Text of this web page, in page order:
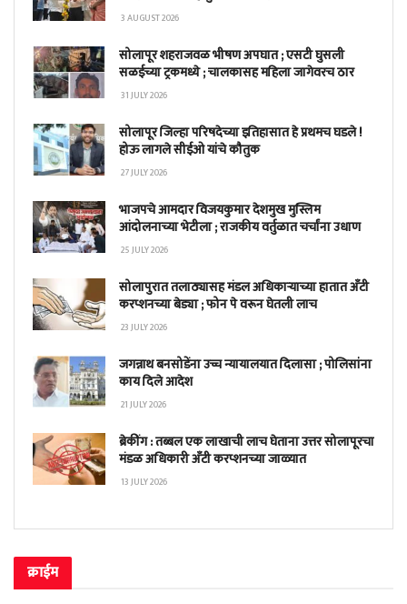
3 AUGUST 2026
सोलापूर शहराजवळ भीषण अपघात ; एसटी घुसली
सळईच्या ट्रकमध्ये ; चालकासह महिला जागेवरच ठार
31 JULY 2026
सोलापूर जिल्हा परिषदेच्या इतिहासात हे प्रथमच घडले !
होऊ लागले सीईओ यांचे कौतुक
27 JULY 2026
भाजपचे आमदार विजयकुमार देशमुख मुस्लिम
आंदोलनाच्या भेटीला ; राजकीय वर्तुळात चर्चांना उधाण
25 JULY 2026
सोलापुरात तलाठ्यासह मंडल अधिकाऱ्याच्या हातात अँटी
करप्शनच्या बेड्या ; फोन पे वरून घेतली लाच
23 JULY 2026
जगन्नाथ बनसोडेंना उच्च न्यायालयात दिलासा ; पोलिसांना
काय दिले आदेश
21 JULY 2026
ब्रेकींग : तब्बल एक लाखाची लाच घेताना उत्तर सोलापूरचा
मंडळ अधिकारी अँटी करप्शनच्या जाळ्यात
13 JULY 2026
क्राईम